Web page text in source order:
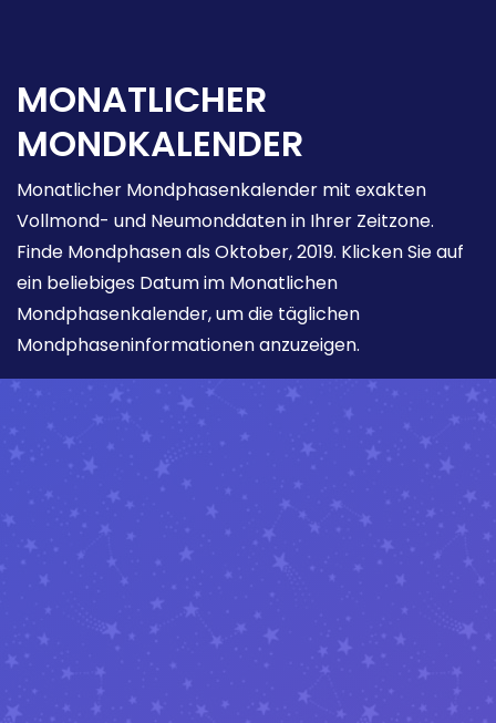
MONATLICHER
MONDKALENDER
Monatlicher Mondphasenkalender mit exakten
Vollmond- und Neumonddaten in Ihrer Zeitzone.
Finde Mondphasen als Oktober, 2019. Klicken Sie auf
ein beliebiges Datum im Monatlichen
Mondphasenkalender, um die täglichen
Mondphaseninformationen anzuzeigen.